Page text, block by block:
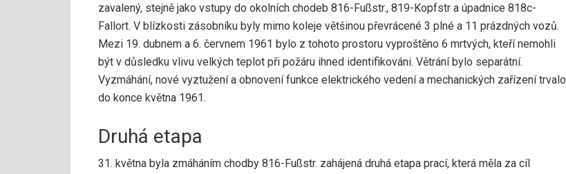
zavalený, stejně jako vstupy do okolních chodeb 816-Fußstr., 819-Kopfstr a úpadnice 818c-
Fallort. V blízkosti zásobníku byly mimo koleje většinou převrácené 3 plné a 11 prázdných vozů.
Mezi 19. dubnem a 6. červnem 1961 bylo z tohoto prostoru vyproštěno 6 mrtvých, kteří nemohli
být v důsledku vlivu velkých teplot při požáru ihned identifikováni. Větrání bylo separátní.
Vyzmáhání, nové vyztužení a obnovení funkce elektrického vedení a mechanických zařízení trvalo
do konce května 1961.
Druhá etapa
31. května byla zmáháním chodby 816-Fußstr. zahájená druhá etapa prací, která měla za cíl